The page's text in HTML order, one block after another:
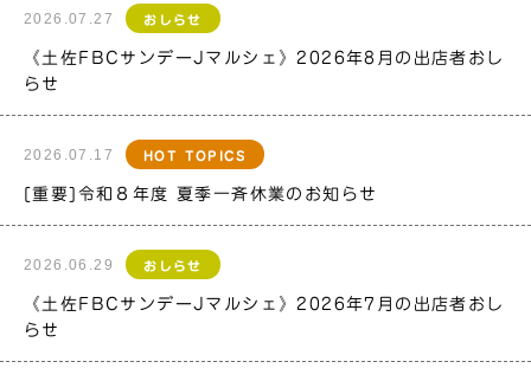
2026.07.27 おしらせ
《土佐FBCサンデーJマルシェ》2026年8月の出店者おし
らせ
2026.07.17 HOT TOPICS
[重要]令和８年度 夏季一斉休業のお知らせ
2026.06.29 おしらせ
《土佐FBCサンデーJマルシェ》2026年7月の出店者おし
らせ